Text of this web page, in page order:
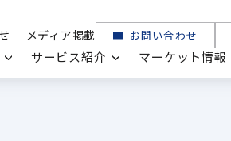
サービス紹介 マーケット情報
メディア掲載 お問い合わせ